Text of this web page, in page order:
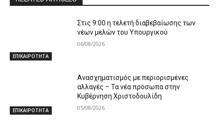
ΕΠΙΚΑΙΡΟΤΗΤΑ
Στις 9:00 η τελετή διαβεβαίωσης των
νέων μελών του Υπουργικού
06/08/2026
ΕΠΙΚΑΙΡΟΤΗΤΑ
Ανασχηματισμός με περιορισμένες
αλλαγές – Τα νέα πρόσωπα στην
Κυβέρνηση Χριστοδουλίδη
05/08/2026